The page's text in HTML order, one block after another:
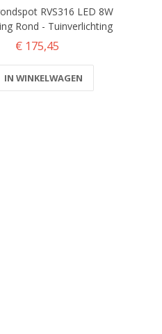
RVS316 LED 8W
Rond - Tuinverlichting
€ 175,45
IN WINKELWAGEN